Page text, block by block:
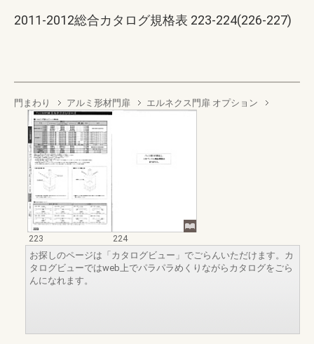
2011-2012総合カタログ規格表 223-224(226-227)
門まわり アルミ形材門扉 エルネクス門扉 オプション
223
224
お探しのページは「カタログビュー」でごらんいただけます。カ
タログビューではweb上でパラパラめくりながらカタログをごら
んになれます。